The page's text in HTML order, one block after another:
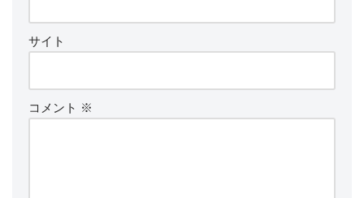
サイト
コメント ※